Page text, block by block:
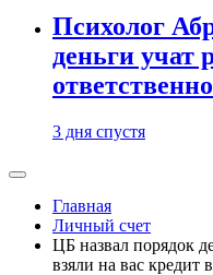
Психолог
деньги учат
3 дня спустя
Главная
Личный счет
ЦБ назвал порядок
взяли на вас